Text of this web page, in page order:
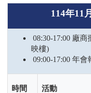
114年11
08:30-17:00 廠商
映樓)
09:00-17:00 年會
時間 活動